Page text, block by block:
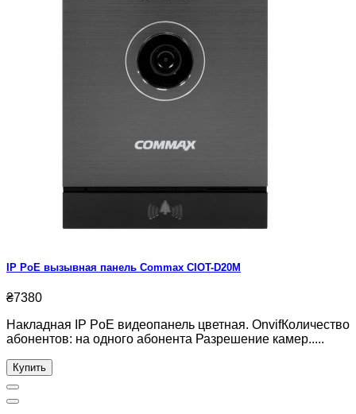
IP PoE вызывная панель Commax CIOT-D20M
₴7380
Накладная IP PoE видеопанель цветная. OnvifКоличество
абонентов: на одного абонента Разрешение камер.....
Купить